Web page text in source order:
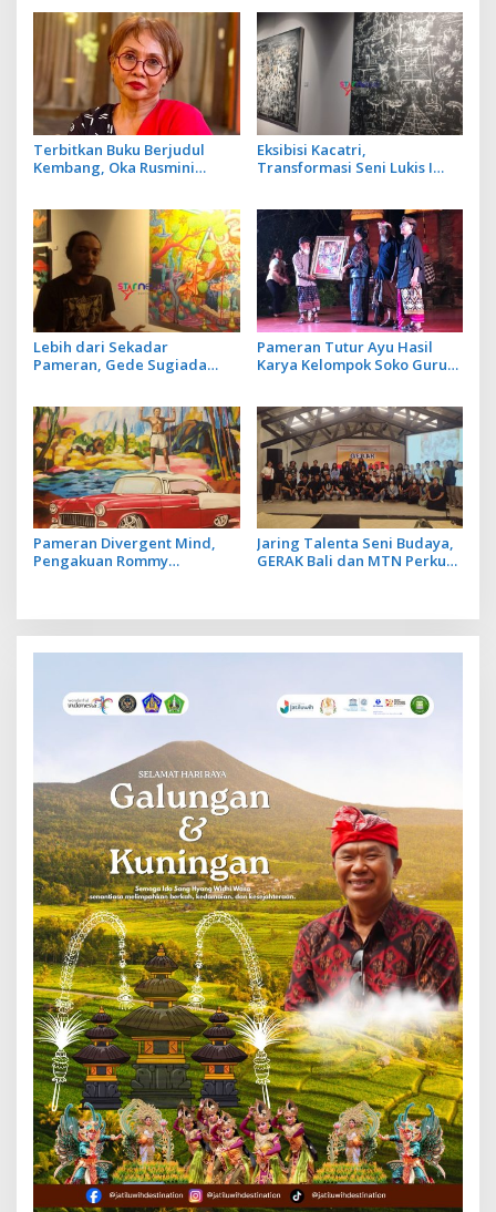
Terbitkan Buku Berjudul
Kembang, Oka Rusmini
Eksibisi Kacatri,
Transformasi Seni Lukis I
Lebih dari Sekadar
Pameran, Gede Sugiada
Pameran Tutur Ayu Hasil
Karya Kelompok Soko Guru
Pameran Divergent Mind,
Pengakuan Rommy
Jaring Talenta Seni Budaya,
GERAK Bali dan MTN Perkuat